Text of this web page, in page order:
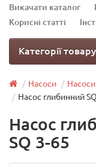
Викачати каталог
Корисні статті
Категорії товару
Насоси
Насос глибинний
Насос
SQ 3-65